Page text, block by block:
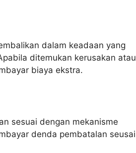
dalam keadaan yang
ditemukan kerusakan atau
biaya ekstra.
sesuai dengan mekanisme
denda pembatalan seusai